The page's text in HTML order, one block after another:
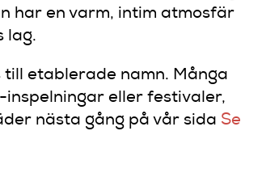
har en varm, intim atmosfär
lag.
etablerade namn. Många
eller festivaler,
nästa gång på vår sida Se